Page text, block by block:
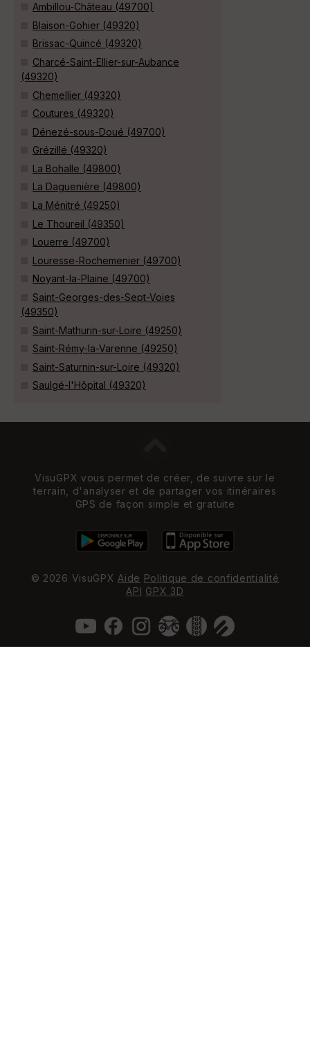
Ambillou-Château (49700)
Blaison-Gohier (49320)
Brissac-Quincé (49320)
Charcé-Saint-Ellier-sur-Aubance
(49320)
Chemellier (49320)
Coutures (49320)
Dénezé-sous-Doué (49700)
Grézillé (49320)
La Bohalle (49800)
La Daguenière (49800)
La Ménitré (49250)
Le Thoureil (49350)
Louerre (49700)
Louresse-Rochemenier (49700)
Noyant-la-Plaine (49700)
Saint-Georges-des-Sept-Voies
(49350)
Saint-Mathurin-sur-Loire (49250)
Saint-Rémy-la-Varenne (49250)
Saint-Saturnin-sur-Loire (49320)
Saulgé-l'Hôpital (49320)
VisuGPX vous permet de créer, de suivre sur le
terrain, d'analyser et de partager vos itinéraires
GPS de façon simple et gratuite
© 2026 VisuGPXAide Politique de confidentialité
API GPX 3D